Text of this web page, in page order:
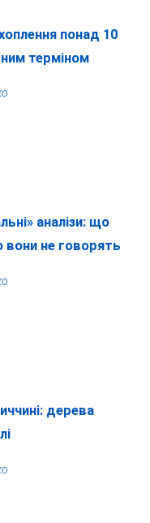
понад 10
терміном
аналізи: що
вони не говорять
дерева